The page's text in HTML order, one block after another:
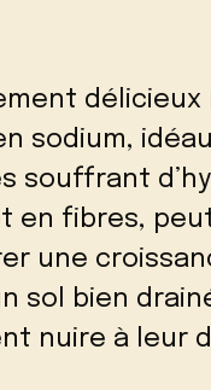
délicieux
sodium,
souffrant
en fibres,
une
sol bien
nuire à leur